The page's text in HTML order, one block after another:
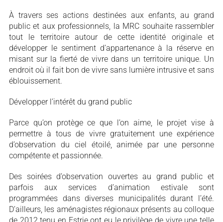
À travers ses actions destinées aux enfants, au grand
public et aux professionnels, la MRC souhaite rassembler
tout le territoire autour de cette identité originale et
développer le sentiment d’appartenance à la réserve en
misant sur la fierté de vivre dans un territoire unique. Un
endroit où il fait bon de vivre sans lumière intrusive et sans
éblouissement.
Développer l’intérêt du grand public
Parce qu’on protège ce que l’on aime, le projet vise à
permettre à tous de vivre gratuitement une expérience
d’observation du ciel étoilé, animée par une personne
compétente et passionnée.
Des soirées d’observation ouvertes au grand public et
parfois aux services d’animation estivale sont
programmées dans diverses municipalités durant l’été.
D’ailleurs, les aménagistes régionaux présents au colloque